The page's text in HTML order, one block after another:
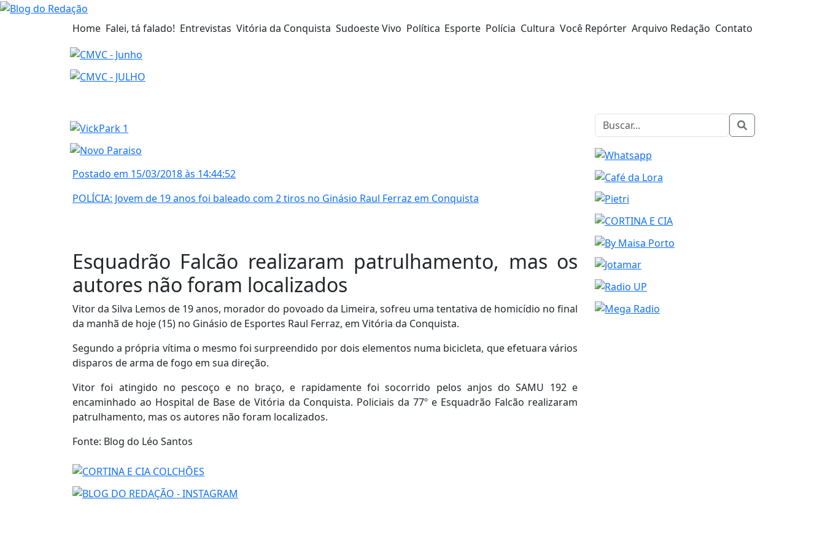
Home Falei, tá falado! Entrevistas Vitória da Conquista Sudoeste Vivo Política Esporte Polícia Cultura Você Repórter Arquivo Redação Contato
Postado em 15/03/2018 às 14:44:52
POLÍCIA: Jovem de 19 anos foi baleado com 2 tiros no Ginásio Raul Ferraz em Conquista
Esquadrão Falcão realizaram patrulhamento, mas os
autores não foram localizados
Vitor da Silva Lemos de 19 anos, morador do povoado da Limeira, sofreu uma tentativa de homicídio no final
da manhã de hoje (15) no Ginásio de Esportes Raul Ferraz, em Vitória da Conquista.
Segundo a própria vítima o mesmo foi surpreendido por dois elementos numa bicicleta, que efetuara vários
disparos de arma de fogo em sua direção.
Vitor foi atingido no pescoço e no braço, e rapidamente foi socorrido pelos anjos do SAMU 192 e
encaminhado ao Hospital de Base de Vitória da Conquista. Policiais da 77º e Esquadrão Falcão realizaram
patrulhamento, mas os autores não foram localizados.
Fonte: Blog do Léo Santos